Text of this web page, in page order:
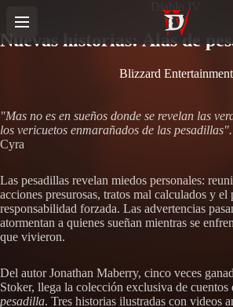
Diablo IV
Nuevas historias: Alas de
Blizzard Entertainment
"Mas no es en sueños donde se revelan las
los vericuetos enmarañados de las pesadillas".
Cyra
Las pesadillas revelan miedos personales:
acciones presurosas, tratos mal calculados y el
responsabilidad forzada. Las advertencias
atormentan a quienes sueñan mientras se
que vivieron.
Del autor Jonathan Maberry, cinco veces
Stoker, llega la colección exclusiva de cuentos
pesadilla. Tres historias ilustradas con videos